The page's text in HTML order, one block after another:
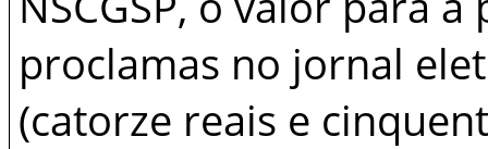
proclamas no jornal
(catorze reais e